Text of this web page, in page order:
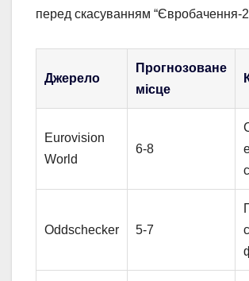
перед скасуванням “Євробачення-
Джерело
Прогнозоване
місце
Eurovision
World
6-8
Oddschecker 5-7